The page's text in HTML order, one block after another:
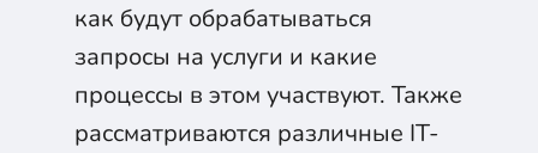
как будут обрабатываться
запросы на услуги и какие
процессы в этом участвуют. Также
рассматриваются различные IT-